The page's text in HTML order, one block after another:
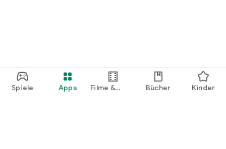
Spiele Apps
Filme &
Bücher Kinder